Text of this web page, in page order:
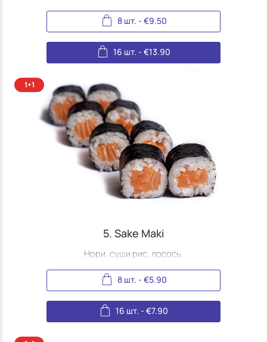
8 шт. - €9.50
16 шт. - €13.90
5. Sake Maki
Нори, суши рис, лосось.
8 шт. - €5.90
16 шт. - €7.90